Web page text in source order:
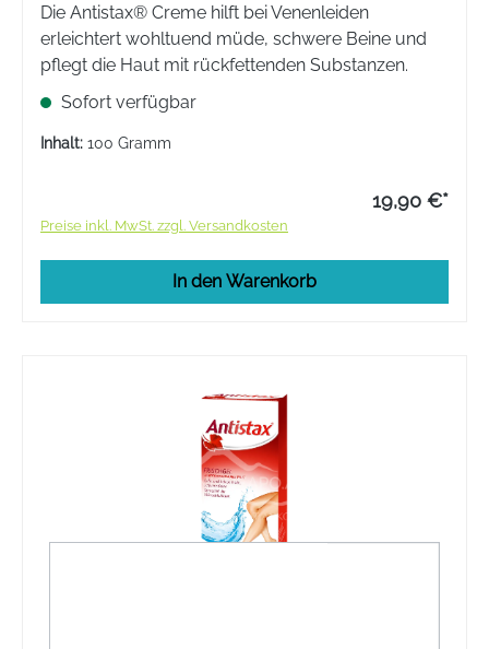
Die Antistax® Creme hilft bei Venenleiden
erleichtert wohltuend müde, schwere Beine und
pflegt die Haut mit rückfettenden Substanzen.
Sofort verfügbar
Inhalt: 100 Gramm
19,90 €*
Preise inkl. MwSt. zzgl. Versandkosten
In den Warenkorb